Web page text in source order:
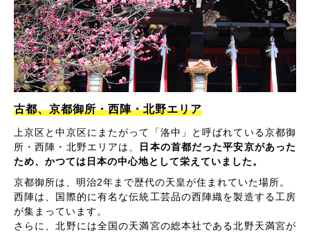
古都、京都御所・西陣・北野エリア
上京区と中京区にまたがって「洛中」と呼ばれている京都御
所・西陣・北野エリアは、
日本の首都だった平安京があった
ため、かつては日本の中心地として栄えていました。
京都御所は、明治2年まで歴代の天皇が住まれていた場所。
西陣は、国際的に有名な伝統工芸品の西陣織を製造する工房
が集まっています。
さらに、北野には全国の天満宮の総本社である北野天満宮が